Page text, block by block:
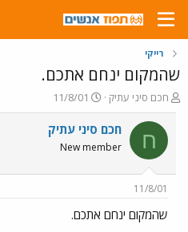
רייקי
שהמקום ינחם אתכם.
פ
ו
ת
ח
ה
ש
א
חכם סיני עתיק
פ
ו
ר
ם
ר
11/8/01
ח חכם סיני עתיק
New member
11/8/01
שהמקום ינחם אתכם.